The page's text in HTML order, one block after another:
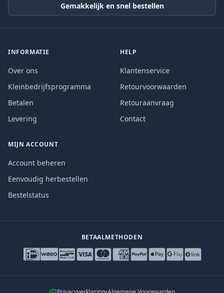
Gemakkelijk en snel bestellen
INFORMATIE
Over ons
Kleinbedrijfsprogramma
Betalen
Levering
HELP
Klantenservice
Retourvoorwaarden
Retouraanvraag
Contact
MIJN ACCOUNT
Account beheren
Eenvoudig herbestellen
Bestelstatus
BETAALMETHODEN